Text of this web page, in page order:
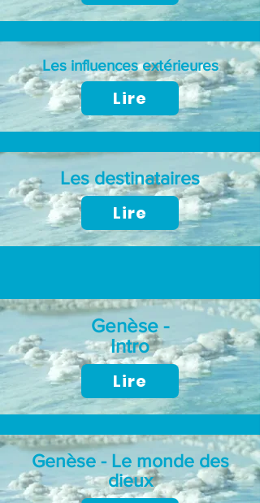
Les influences extérieures
Lire
Les destinataires
Lire
Genèse -
Intro
Lire
Genèse - Le monde des
dieux